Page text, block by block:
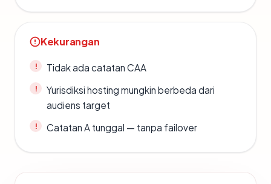
Kekurangan
Tidak ada catatan CAA
Yurisdiksi hosting mungkin berbeda dari
audiens target
Catatan A tunggal — tanpa failover